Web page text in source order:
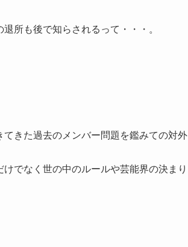
所も後で知らされるって・・・。
きた過去のメンバー問題を鑑みての対外
でなく世の中のルールや芸能界の決まり